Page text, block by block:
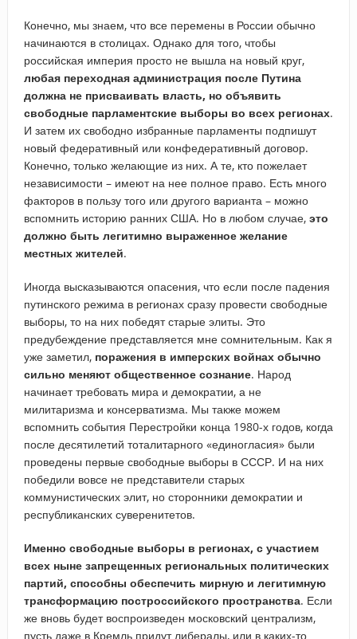
Конечно, мы знаем, что все перемены в России обычно
начинаются в столицах. Однако для того, чтобы
российская империя просто не вышла на новый круг,
любая переходная администрация после Путина
должна не присваивать власть, но объявить
свободные парламентские выборы во всех регионах.
И затем их свободно избранные парламенты подпишут
новый федеративный или конфедеративный договор.
Конечно, только желающие из них. А те, кто пожелает
независимости – имеют на нее полное право. Есть много
факторов в пользу того или другого варианта – можно
вспомнить историю ранних США. Но в любом случае, это
должно быть легитимно выраженное желание
местных жителей.
Иногда высказываются опасения, что если после падения
путинского режима в регионах сразу провести свободные
выборы, то на них победят старые элиты. Это
предубеждение представляется мне сомнительным. Как я
уже заметил, поражения в имперских войнах обычно
сильно меняют общественное сознание. Народ
начинает требовать мира и демократии, а не
милитаризма и консерватизма. Мы также можем
вспомнить события Перестройки конца 1980-х годов, когда
после десятилетий тоталитарного «единогласия» были
проведены первые свободные выборы в СССР. И на них
победили вовсе не представители старых
коммунистических элит, но сторонники демократии и
республиканских суверенитетов.
Именно свободные выборы в регионах, с участием
всех ныне запрещенных региональных политических
партий, способны обеспечить мирную и легитимную
трансформацию построссийского пространства. Если
же вновь будет воспроизведен московский централизм,
пусть даже в Кремль придут либералы, или в каких-то